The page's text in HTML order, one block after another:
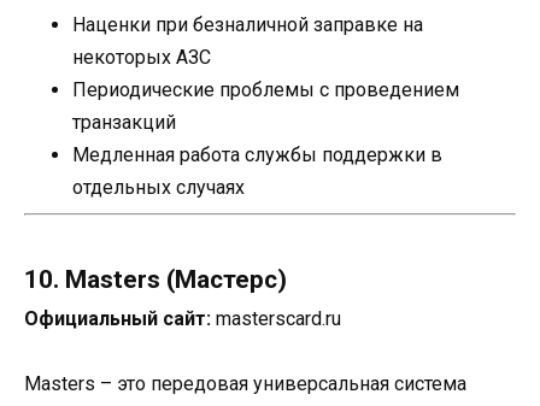
Наценки при безналичной заправке на
некоторых АЗС
Периодические проблемы с проведением
транзакций
Медленная работа службы поддержки в
отдельных случаях
10. Masters (Мастерс)
Официальный сайт: masterscard.ru
Masters – это передовая универсальная система